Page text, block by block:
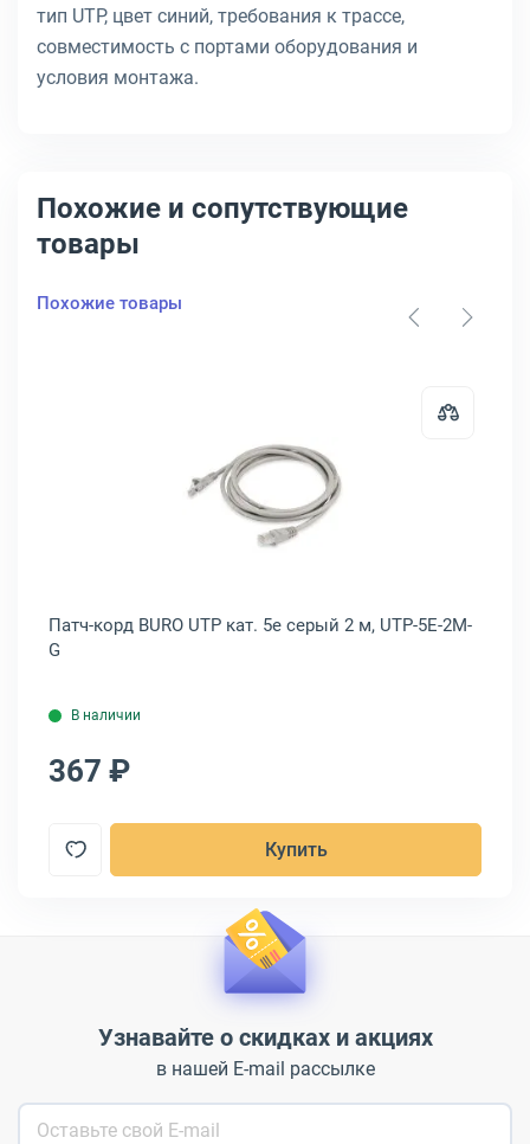
тип UTP, цвет синий, требования к трассе,
совместимость с портами оборудования и
условия монтажа.
Похожие и сопутствующие
товары
Похожие товары
Cabeus UTP кат. 6 Красный 1 м, PC-UTP-RJ45-Cat.6-1m-RD
Открыть товар: Патч-корд BURO
Патч-корд BURO UTP кат. 5e серый 2 м, UTP-5E-2M-
G
В наличии
367 ₽
Купить
Узнавайте о скидках и акциях
в нашей E-mail рассылке